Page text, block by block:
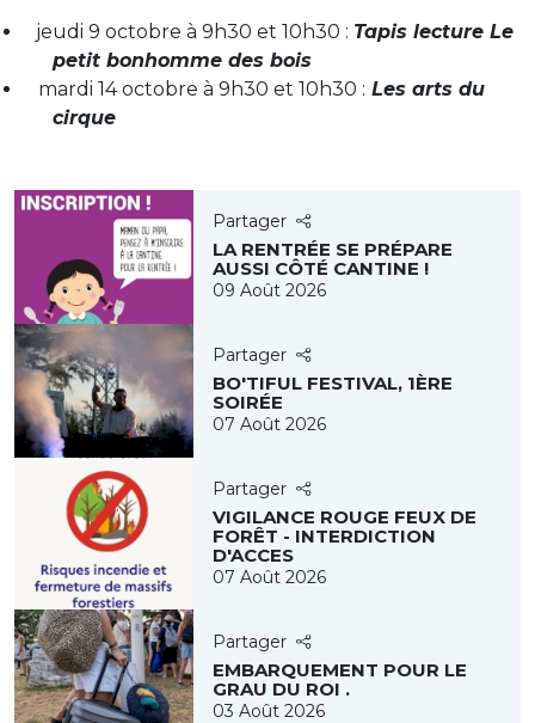
jeudi 9 octobre à 9h30 et 10h30 : Tapis lecture Le
petit bonhomme des bois
mardi 14 octobre à 9h30 et 10h30 : Les arts du
cirque
Partager
LA RENTRÉE SE PRÉPARE
AUSSI CÔTÉ CANTINE !
09 Août 2026
Partager
BO'TIFUL FESTIVAL, 1ÈRE
SOIRÉE
07 Août 2026
Partager
VIGILANCE ROUGE FEUX DE
FORÊT - INTERDICTION
D'ACCES
07 Août 2026
Partager
EMBARQUEMENT POUR LE
GRAU DU ROI .
03 Août 2026